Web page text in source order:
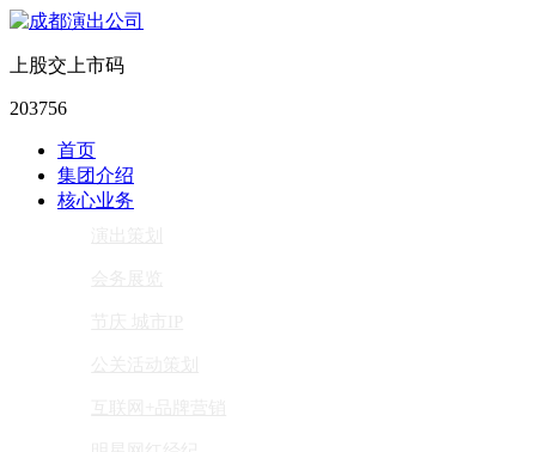
上股交上市码
203756
首页
集团介绍
核心业务